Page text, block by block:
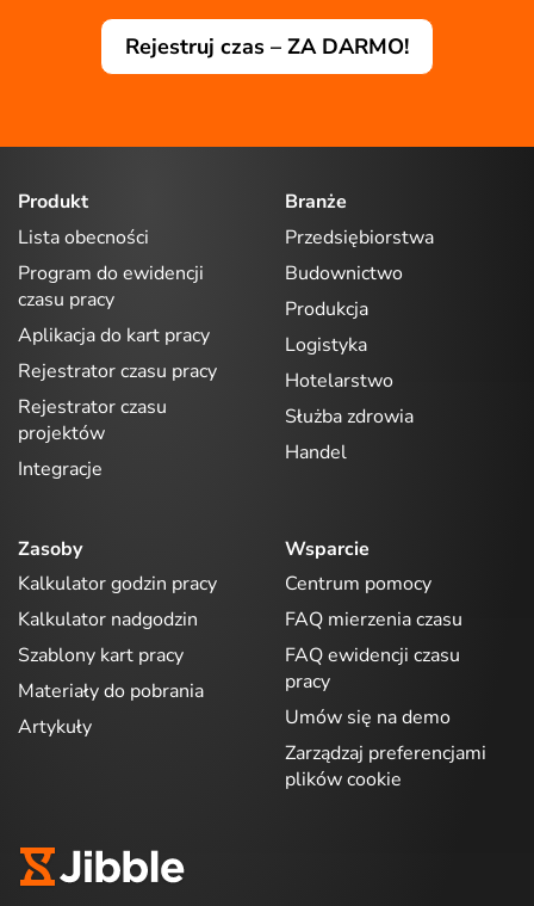
Rejestruj czas – ZA DARMO!
Produkt
Lista obecności
Program do ewidencji
czasu pracy
Aplikacja do kart pracy
Rejestrator czasu pracy
Rejestrator czasu
projektów
Integracje
Branże
Przedsiębiorstwa
Budownictwo
Produkcja
Logistyka
Hotelarstwo
Służba zdrowia
Handel
Zasoby
Kalkulator godzin pracy
Kalkulator nadgodzin
Szablony kart pracy
Materiały do pobrania
Artykuły
Wsparcie
Centrum pomocy
FAQ mierzenia czasu
FAQ ewidencji czasu
pracy
Umów się na demo
Zarządzaj preferencjami
plików cookie